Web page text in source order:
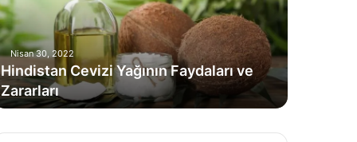
Nisan 30, 2022
Hindistan Cevizi Yağının Faydaları ve
Zararları